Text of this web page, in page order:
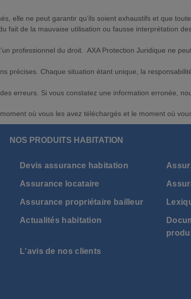
elle ne peut garantir qu’ils soient exhaustifs et que
fait de la mauvaise utilisation ou fausse interprétation
professionnel du droit. AXA Protection Juridique ne
Chaque situation étant unique, la
erreurs. Si vous constatez une information erronée,
où vous les avez téléchargés et le moment où
NOS PRODUITS HABITATION
Devis assurance habitation
Assurance locataire
Assurance propriétaire bailleur
Actualités habitation
L'avis de nos clients